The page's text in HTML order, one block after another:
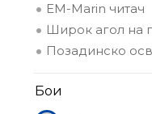
EM-Marin читач
Широк агол на
Позадинско
Бои